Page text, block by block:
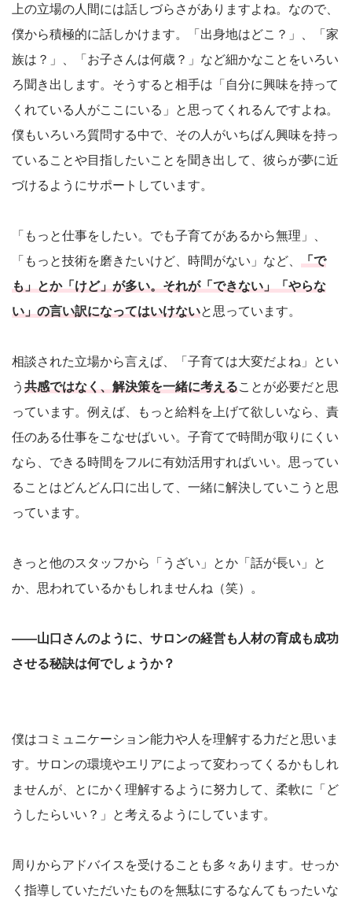
上の立場の人間には話しづらさがありますよね。なので、
僕から積極的に話しかけます。「出身地はどこ？」、「家
族は？」、「お子さんは何歳？」など細かなことをいろい
ろ聞き出します。そうすると相手は「自分に興味を持って
くれている人がここにいる」と思ってくれるんですよね。
僕もいろいろ質問する中で、その人がいちばん興味を持っ
ていることや目指したいことを聞き出して、彼らが夢に近
づけるようにサポートしています。
「もっと仕事をしたい。でも子育てがあるから無理」、
「もっと技術を磨きたいけど、時間がない」など、 「で
も」とか「けど」が多い。それが「できない」「やらな
い」の言い訳になってはいけないと思っています。
相談された立場から言えば、「子育ては大変だよね」とい
う 共感ではなく、解決策を一緒に考えることが必要だと思
っています。例えば、もっと給料を上げて欲しいなら、責
任のある仕事をこなせばいい。子育てで時間が取りにくい
なら、できる時間をフルに有効活用すればいい。思ってい
ることはどんどん口に出して、一緒に解決していこうと思
っています。
きっと他のスタッフから「うざい」とか「話が長い」と
か、思われているかもしれませんね（笑）。
――山口さんのように、サロンの経営も人材の育成も成功
させる秘訣は何でしょうか？
僕はコミュニケーション能力や人を理解する力だと思いま
す。サロンの環境やエリアによって変わってくるかもしれ
ませんが、とにかく理解するように努力して、柔軟に「ど
うしたらいい？」と考えるようにしています。
周りからアドバイスを受けることも多々あります。せっか
く指導していただいたものを無駄にするなんてもったいな